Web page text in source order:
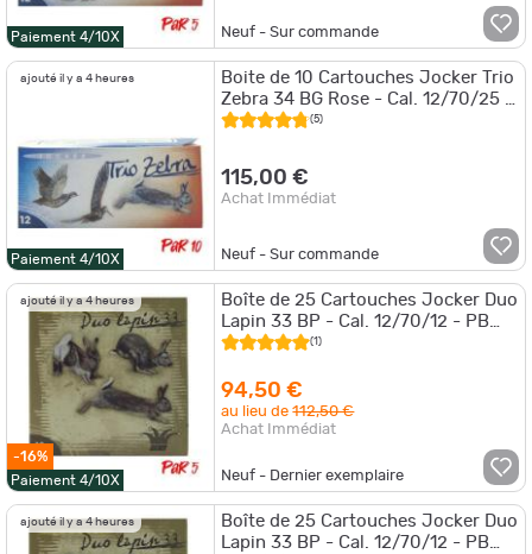
Paiement 4/10X Neuf - Sur commande
ajouté il y a 4 heures
Paiement 4/10X
Boite de 10 Cartouches Jocker Trio
Zebra 34 BG Rose - Cal. 12/70/25 -
5/6/7 / Par 10
(5)
115,00 €
Achat Immédiat
Neuf - Sur commande
ajouté il y a 4 heures
-16%
Paiement 4/10X
Boîte de 25 Cartouches Jocker Duo
Lapin 33 BP - Cal. 12/70/12 - PB
6,5/8 - Par 5
(1)
94,50 €
au lieu de112,50 €
Achat Immédiat
Neuf - Dernier exemplaire
ajouté il y a 4 heures
Boîte de 25 Cartouches Jocker Duo
Lapin 33 BP - Cal. 12/70/12 - PB